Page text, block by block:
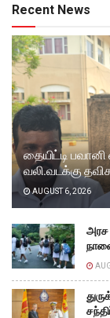
Recent News
தையிட்டி
வலி.வடக்கு
AUGUST 6, 2026
அரச